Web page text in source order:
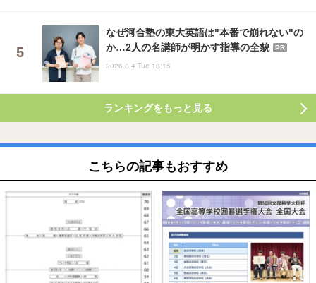
なぜ河合塾の東大英語は"本番で崩れない"の
か…2人の名講師が明かす指導の全貌
PR
2026.8.4 Tue 18:15
ランキングをもっと見る
こちらの記事もおすすめ